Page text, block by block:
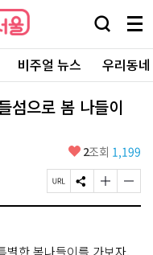
검
창
열
기
메
뉴
전
체
보
비주얼 뉴스 우리동
섬으로 봄 나들이
좋
요
2조회 1,199
페
이
S
N
글
자
글
자
별한 봄나들이를 가보자.